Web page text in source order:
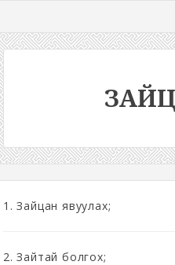
1. Зайцан явуулах;
2. Зайтай болгох;